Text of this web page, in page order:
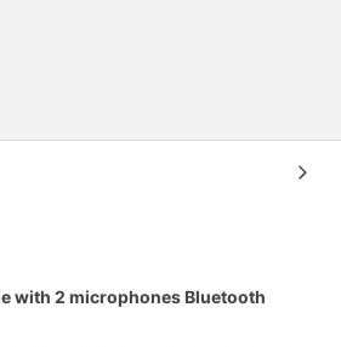
with 2 microphones Bluetooth